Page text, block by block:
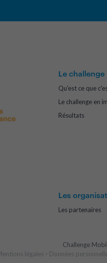
Le challenge
Qu'est ce que
Le challenge en
Résultats
Les
Les partenaires
Challenge
légales - Données